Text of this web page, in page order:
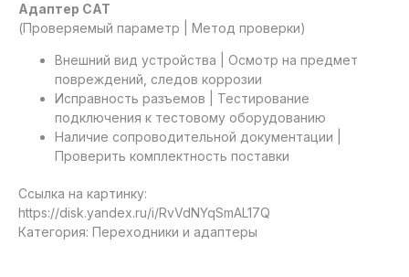
Адаптер CAT
(Проверяемый параметр | Метод проверки)
Внешний вид устройства | Осмотр на предмет
повреждений, следов коррозии
Исправность разъемов | Тестирование
подключения к тестовому оборудованию
Наличие сопроводительной документации |
Проверить комплектность поставки
Ссылка на картинку:
https://disk.yandex.ru/i/RvVdNYqSmAL17Q
Категория: Переходники и адаптеры